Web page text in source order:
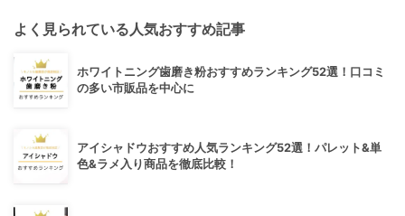
よく見られている人気おすすめ記事
ホワイトニング歯磨き粉おすすめランキング52選！口コミ
の多い市販品を中心に
アイシャドウおすすめ人気ランキング52選！パレット&単
色&ラメ入り商品を徹底比較！